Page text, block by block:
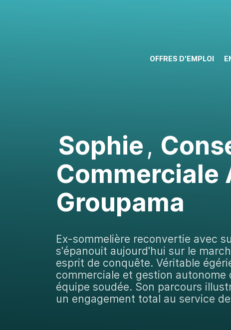
OFFRES D'EMPLOI
Sophie ,
Commerciale
Groupama
Ex-sommelière reconvertie avec
s'épanouit aujourd'hui sur le
esprit de conquête. Véritable
commerciale et gestion
équipe soudée. Son parcours
un engagement total au service